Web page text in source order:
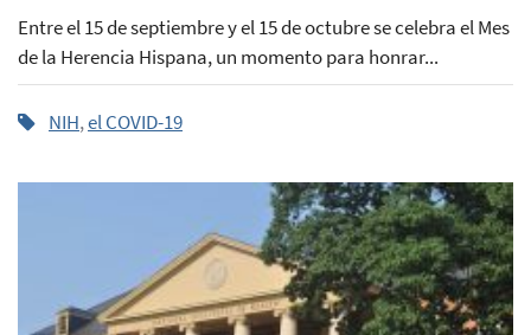
Entre el 15 de septiembre y el 15 de octubre se celebra el Mes
de la Herencia Hispana, un momento para honrar...
NIH,el COVID-19